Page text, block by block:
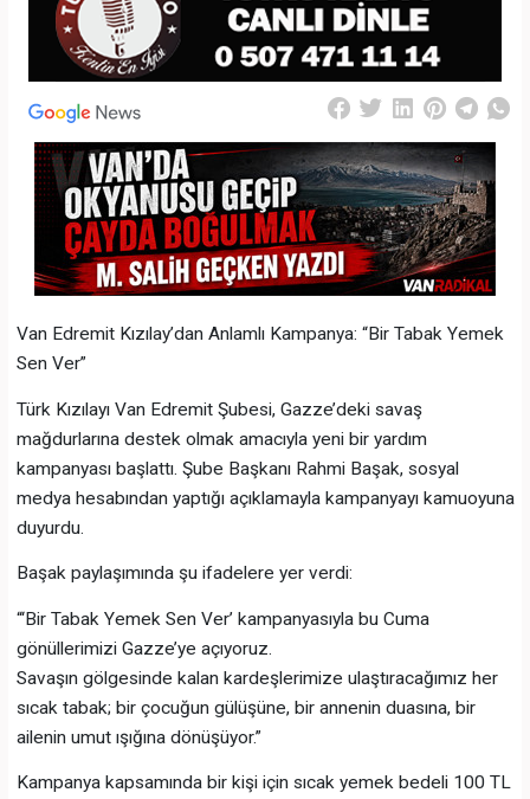
Van Edremit Kızılay’dan Anlamlı Kampanya: “Bir Tabak Yemek
Sen Ver”
Türk Kızılayı Van Edremit Şubesi, Gazze’deki savaş
mağdurlarına destek olmak amacıyla yeni bir yardım
kampanyası başlattı. Şube Başkanı Rahmi Başak, sosyal
medya hesabından yaptığı açıklamayla kampanyayı kamuoyuna
duyurdu.
Başak paylaşımında şu ifadelere yer verdi:
“‘Bir Tabak Yemek Sen Ver’ kampanyasıyla bu Cuma
gönüllerimizi Gazze’ye açıyoruz.
Savaşın gölgesinde kalan kardeşlerimize ulaştıracağımız her
sıcak tabak; bir çocuğun gülüşüne, bir annenin duasına, bir
ailenin umut ışığına dönüşüyor.”
Kampanya kapsamında bir kişi için sıcak yemek bedeli 100 TL